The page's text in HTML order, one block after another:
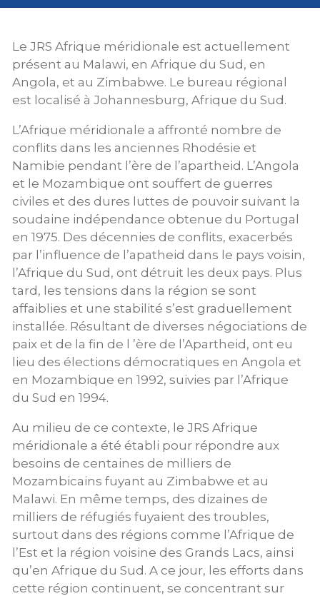
Le JRS Afrique méridionale est actuellement
présent au Malawi, en Afrique du Sud, en
Angola, et au Zimbabwe. Le bureau régional
est localisé à Johannesburg, Afrique du Sud.
L’Afrique méridionale a affronté nombre de
conflits dans les anciennes Rhodésie et
Namibie pendant l’ère de l’apartheid. L’Angola
et le Mozambique ont souffert de guerres
civiles et des dures luttes de pouvoir suivant la
soudaine indépendance obtenue du Portugal
en 1975. Des décennies de conflits, exacerbés
par l’influence de l’apatheid dans le pays voisin,
l’Afrique du Sud, ont détruit les deux pays. Plus
tard, les tensions dans la région se sont
affaiblies et une stabilité s’est graduellement
installée. Résultant de diverses négociations de
paix et de la fin de l ’ère de l’Apartheid, ont eu
lieu des élections démocratiques en Angola et
en Mozambique en 1992, suivies par l’Afrique
du Sud en 1994.
Au milieu de ce contexte, le JRS Afrique
méridionale a été établi pour répondre aux
besoins de centaines de milliers de
Mozambicains fuyant au Zimbabwe et au
Malawi. En même temps, des dizaines de
milliers de réfugiés fuyaient des troubles,
surtout dans des régions comme l’Afrique de
l’Est et la région voisine des Grands Lacs, ainsi
qu’en Afrique du Sud. A ce jour, les efforts dans
cette région continuent, se concentrant sur